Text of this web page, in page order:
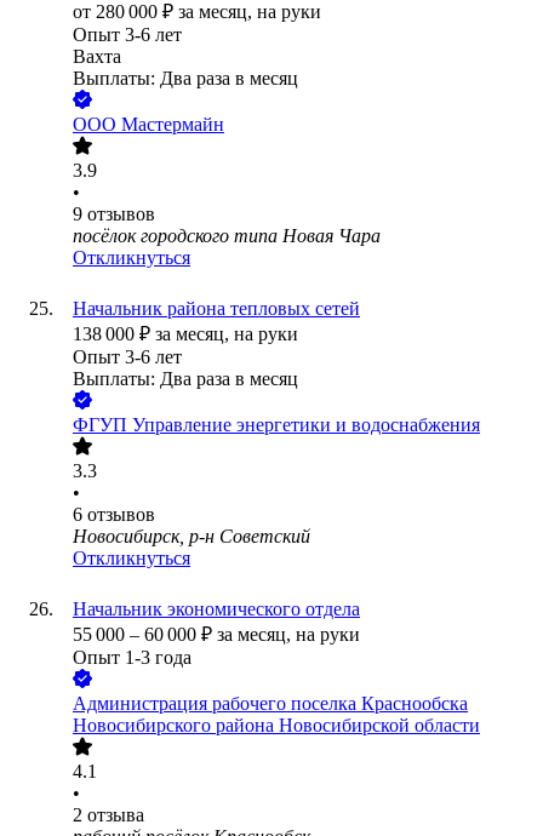
от 280 000 ₽ за месяц, на руки
Опыт 3-6 лет
Вахта
Выплаты: Два раза в месяц
ООО Мастермайн
3.9
•
9 отзывов
посёлок городского типа Новая Чара
Откликнуться
Начальник района тепловых сетей
138 000 ₽ за месяц, на руки
Опыт 3-6 лет
Выплаты: Два раза в месяц
ФГУП Управление энергетики и водоснабжения
3.3
•
6 отзывов
Новосибирск, р-н Советский
Откликнуться
Начальник экономического отдела
55 000 – 60 000 ₽ за месяц, на руки
Опыт 1-3 года
Администрация рабочего поселка Краснообска
Новосибирского района Новосибирской области
4.1
•
2 отзыва